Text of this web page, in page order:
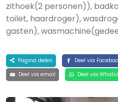
zithoek(2 personen)),
toilet, haardroger),
gasten),
Pagina delen Deel via
Deel via email
Deel via